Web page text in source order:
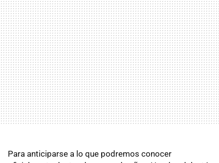
Para anticiparse a lo que podremos conocer